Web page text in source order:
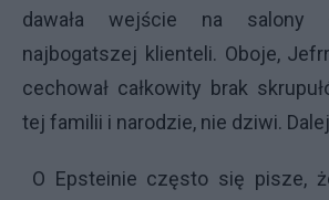
dawała wejście na
najbogatszej klienteli. Oboje,
cechował całkowity brak
tej familii i narodzie, nie dziwi.
O Epsteinie często się pisze,